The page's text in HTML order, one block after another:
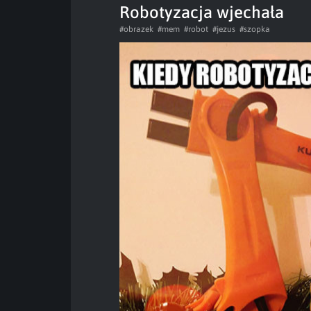
Robotyzacja wjechała
#obrazek #mem #robot #jezus #szopka